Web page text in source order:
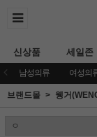
신상품 세일존
남성의류 여성의
브랜드몰 웽거